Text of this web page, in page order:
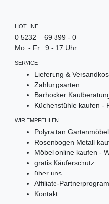
HOTLINE
0 5232 – 69 899 - 0
Mo. - Fr.: 9 - 17 Uhr
SERVICE
Lieferung &
Zahlungsarten
Barhocker
Küchenstühle kaufen -
WIR EMPFEHLEN
Polyrattan
Rosenbogen Metall
Möbel online kaufen -
gratis Käuferschutz
über uns
Affiliate-
Kontakt